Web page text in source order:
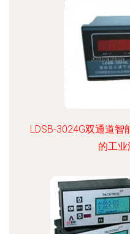
LDSB-3024G双通道
的工